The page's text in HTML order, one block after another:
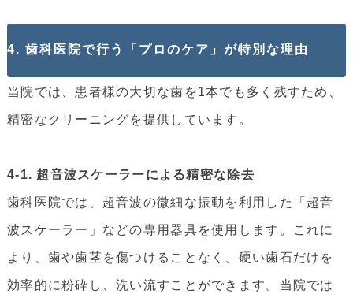
4. 歯科医院で行う「プロのケア」が特別な理由
当院では、患者様の大切な歯を1本でも多く残すため、
精密なクリーニングを提供しています。
4-1. 超音波スケーラーによる精密な除去
歯科医院では、超音波の微細な振動を利用した「超音
波スケーラー」などの専用器具を使用します。これに
より、歯や歯茎を傷つけることなく、硬い歯石だけを
効率的に粉砕し、洗い流すことができます。当院では